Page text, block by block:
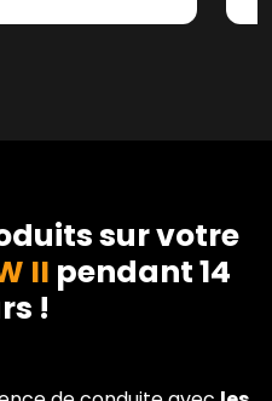
sur votre
II pendant 14
!